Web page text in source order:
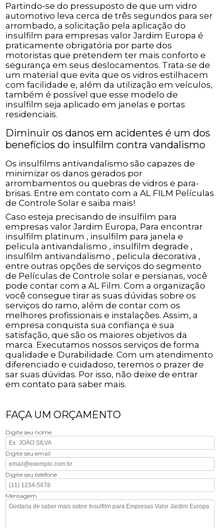
Partindo-se do pressuposto de que um vidro
automotivo leva cerca de três segundos para ser
arrombado, a solicitação pela aplicação do
insulfilm para empresas valor Jardim Europa é
praticamente obrigatória por parte dos
motoristas que pretendem ter mais conforto e
segurança em seus deslocamentos. Trata-se de
um material que evita que os vidros estilhacem
com facilidade e, além da utilização em veículos,
também é possível que esse modelo de
insulfilm seja aplicado em janelas e portas
residenciais.
Diminuir os danos em acidentes é um dos
benefícios do insulfilm contra vandalismo
Os insulfilms antivandalismo são capazes de
minimizar os danos gerados por
arrombamentos ou quebras de vidros e para-
brisas. Entre em contato com a AL FILM Películas
de Controle Solar e saiba mais!
Caso esteja precisando de insulfilm para
empresas valor Jardim Europa, Para encontrar
insulfilm platinum , insulfilm para janela e
pelicula antivandalismo , insulfilm degrade ,
insulfilm antivandalismo , pelicula decorativa ,
entre outras opções de serviços do segmento
de Películas de Controle solar e persianas, você
pode contar com a AL Film. Com a organização
você consegue tirar as suas dúvidas sobre os
serviços do ramo, além de contar com os
melhores profissionais e instalações. Assim, a
empresa conquista sua confiança e sua
satisfação, que são os maiores objetivos da
marca. Executamos nossos serviços de forma
qualidade e Durabilidade. Com um atendimento
diferenciado e cuidadoso, teremos o prazer de
sar suas dúvidas. Por isso, não deixe de entrar
em contato para saber mais.
FAÇA UM ORÇAMENTO
Digite seu nome
Digite seu email
Digite seu telefone
Mensagem